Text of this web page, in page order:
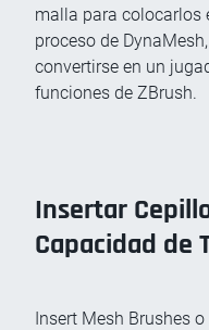
malla para colocarlos
proceso de
convertirse en un
funciones de ZBrush.
Insertar
Capacidad de
Insert Mesh Brushes